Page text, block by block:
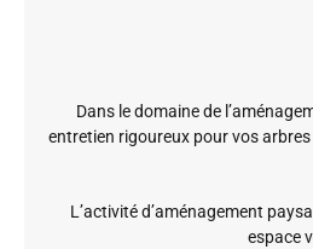
Dans le domaine de
entretien rigoureux pour vos arbres
L’activité d’aménagement
espace